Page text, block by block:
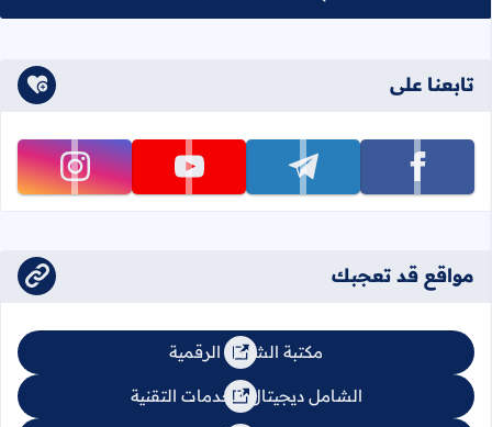
تابعنا على
تابعنا على facebook تابعنا على telegram تابعنا على youtube تابعنا على instagram
مواقع قد تعجبك
مكتبة الشامل الرقمية
الشامل ديجيتال للخدمات التقنية